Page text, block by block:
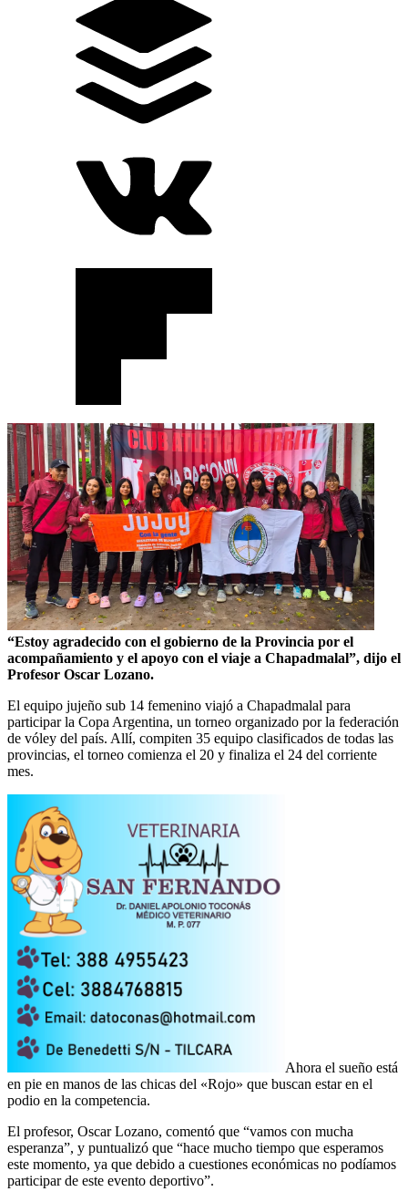
“Estoy agradecido con el gobierno de la Provincia por el
acompañamiento y el apoyo con el viaje a Chapadmalal”, dijo el
Profesor Oscar Lozano.
El equipo jujeño sub 14 femenino viajó a Chapadmalal para
participar la Copa Argentina, un torneo organizado por la federación
de vóley del país. Allí, compiten 35 equipo clasificados de todas las
provincias, el torneo comienza el 20 y finaliza el 24 del corriente
mes.
Ahora el sueño está
en pie en manos de las chicas del «Rojo» que buscan estar en el
podio en la competencia.
El profesor, Oscar Lozano, comentó que “vamos con mucha
esperanza”, y puntualizó que “hace mucho tiempo que esperamos
este momento, ya que debido a cuestiones económicas no podíamos
participar de este evento deportivo”.